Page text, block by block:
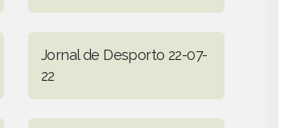
Jornal de Desporto 22-07-
22